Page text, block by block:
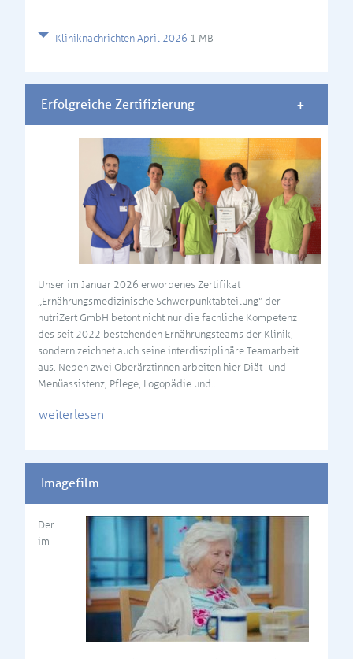
Kliniknachrichten April 2026 1 MB
Erfolgreiche Zertifizierung
Unser im Januar 2026 erworbenes Zertifikat
„Ernährungsmedizinische Schwerpunktabteilung“ der
nutriZert GmbH betont nicht nur die fachliche Kompetenz
des seit 2022 bestehenden Ernährungsteams der Klinik,
sondern zeichnet auch seine interdisziplinäre Teamarbeit
aus. Neben zwei Oberärztinnen arbeiten hier Diät- und
Menüassistenz, Pflege, Logopädie und…
weiterlesen
Imagefilm
Der
im